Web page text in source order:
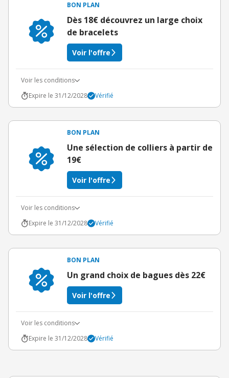
BON PLAN
Dès 18€ découvrez un large choix
de bracelets
Voir l'offre
Voir les conditions
Expire le 31/12/2028
Vérifié
BON PLAN
Une sélection de colliers à partir de
19€
Voir l'offre
Voir les conditions
Expire le 31/12/2028
Vérifié
BON PLAN
Un grand choix de bagues dès 22€
Voir l'offre
Voir les conditions
Expire le 31/12/2028
Vérifié